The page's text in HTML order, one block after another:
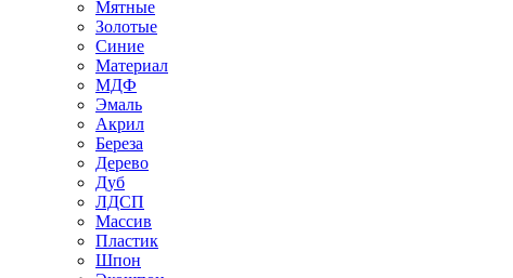
Мятные
Золотые
Синие
Материал
МДФ
Эмаль
Акрил
Береза
Дерево
Дуб
ЛДСП
Массив
Пластик
Шпон